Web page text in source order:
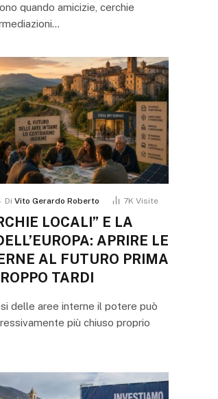
quando amicizie, cerchie
Di Vito Gerardo Roberto 7K Visite
LOCALI” E LA
APRIRE LE
AL FUTURO PRIMA
TARDI
delle aree interne il potere può
più chiuso proprio